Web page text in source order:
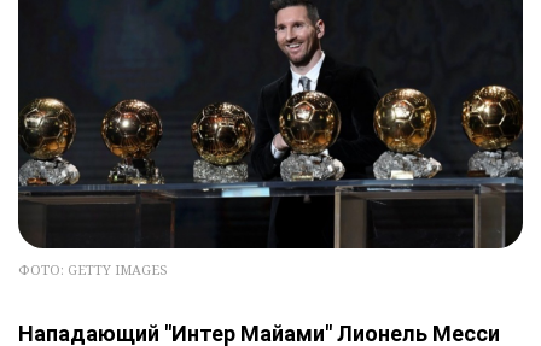
ФОТО: GETTY IMAGES
Нападающий "Интер Майами" Лионель Месси